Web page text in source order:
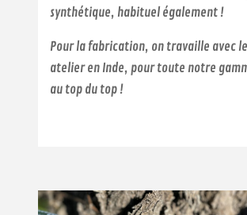
synthétique, habituel également !
Pour la fabrication, on travaille avec
atelier en Inde, pour toute notre
au top du top !